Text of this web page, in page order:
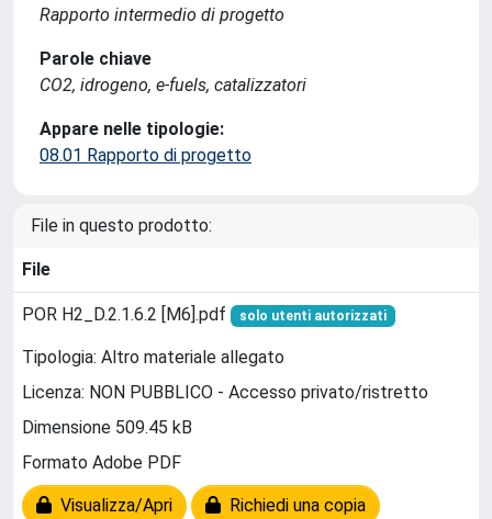
Rapporto intermedio di progetto
Parole chiave
CO2, idrogeno, e-fuels, catalizzatori
Appare nelle tipologie:
08.01 Rapporto di progetto
File in questo prodotto:
File
POR H2_D.2.1.6.2 [M6].pdf solo utenti autorizzati
Tipologia: Altro materiale allegato
Licenza: NON PUBBLICO - Accesso privato/ristretto
Dimensione 509.45 kB
Formato Adobe PDF
Visualizza/Apri Richiedi una copia